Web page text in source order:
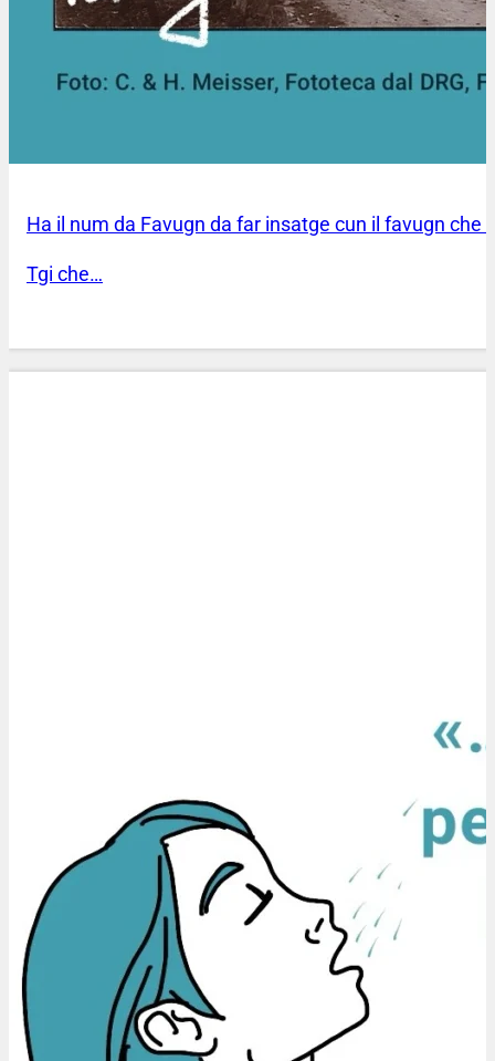
Ha il num da Favugn da far insatge cun il favugn
Tgi che…